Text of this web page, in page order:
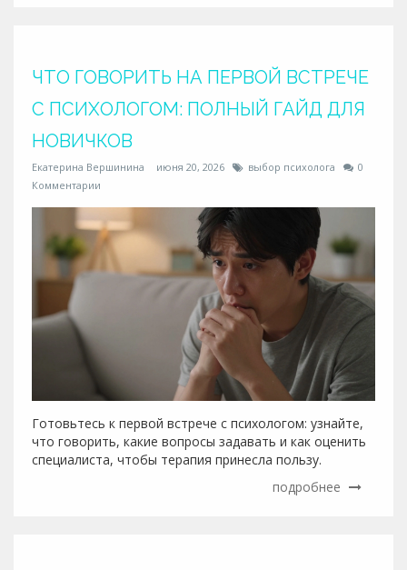
ЧТО ГОВОРИТЬ НА ПЕРВОЙ ВСТРЕЧЕ
С ПСИХОЛОГОМ: ПОЛНЫЙ ГАЙД ДЛЯ
НОВИЧКОВ
Екатерина Вершинина июня 20, 2026 выбор психолога
0
Комментарии
Готовьтесь к первой встрече с психологом: узнайте,
что говорить, какие вопросы задавать и как оценить
специалиста, чтобы терапия принесла пользу.
подробнее